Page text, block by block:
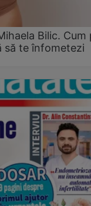
Bilic. Cum
să te înfometezi